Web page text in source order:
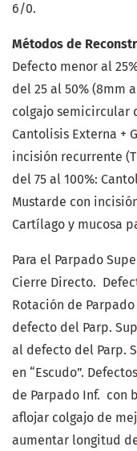
6/0.
Métodos de
Defecto menor al
del 25 al 50% (8mm
colgajo semicircular
Cantolisis Externa +
incisión recurrente
del 75 al 100%:
Mustarde con
Cartílago y mucosa
Para el Parpado
Cierre Directo.
Rotación de
defecto del Parp.
al defecto del Parp.
en “Escudo”.
de Parpado Inf. con
aflojar colgajo de
aumentar longitud